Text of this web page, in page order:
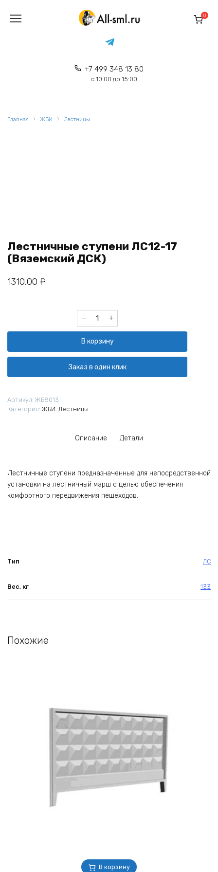
содержанию
+7 499 348 13 80
с 10:00 до 15:00
0
Главная ЖБИ Лестницы
Лестничные ступени ЛС12-17
(Вяземский ДСК)
1310,00 ₽
Количество
товара
ступени
ЛС12-
17
(Вяземский
В корзину
Заказ в один клик
Артикул: ЖБ8013
Категория: ЖБИ, Лестницы
Описание Детали
Лестничные ступени предназначенные для непосредственной
установки на лестничный марш с целью обеспечения
комфортного передвижения пешеходов.
Тип ЛС
Вес, кг 133
Похожие
В корзину